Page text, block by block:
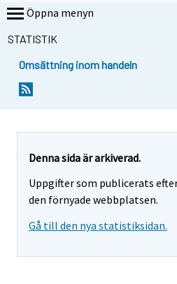
Öppna menyn
STATISTIK
Omsättning inom handeln
Denna sida är arkiverad.
Uppgifter som publicerats
den förnyade webbplatsen.
Gå till den nya statistiksidan.